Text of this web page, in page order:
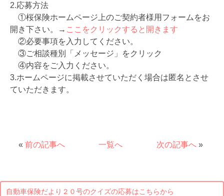
2.応募方法
①桜保険ホームページ上のご契約者様用フォームをお
開き下さい。→ ここをクリックすると開きます
②必要事項を入力してください。
③ご相談種別「メッセージ」をクリック
④内容をご入力ください。
3.ホームページに掲載させていただく場合は匿名とさせ
ていただきます。
« 前の記事へ 一覧へ 次の記事へ»
自動車保険だより２０号のクイズの応募はこちらから